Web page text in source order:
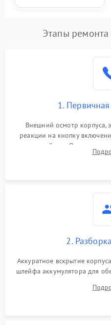
Этапы
1.
Внешний осмотр корпуса,
реакции на кнопку
устройства. Оценка
лабораторного блока
2.
Аккуратное вскрытие
шлейфа аккумулятора для
высохшей